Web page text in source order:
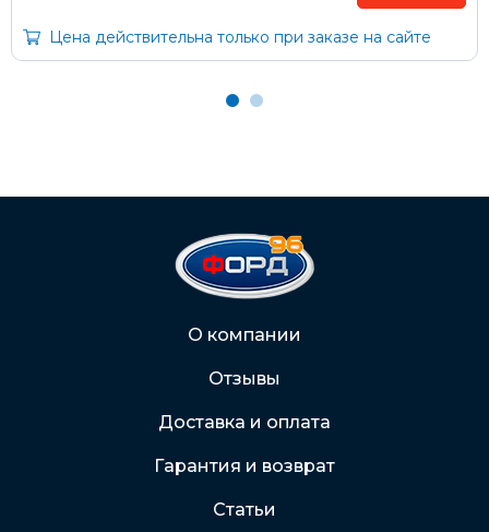
Цена действительна только при заказе на сайте
О компании
Отзывы
Доставка и оплата
Гарантия и возврат
Статьи